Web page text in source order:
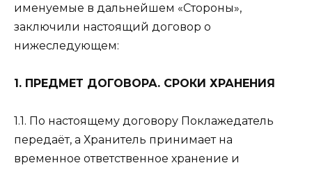
именуемые в дальнейшем «Стороны»,
заключили настоящий договор о
нижеследующем:
1. ПРЕДМЕТ ДОГОВОРА. СРОКИ ХРАНЕНИЯ
1.1. По настоящему договору Поклажедатель
передаёт, а Хранитель принимает на
временное ответственное хранение и